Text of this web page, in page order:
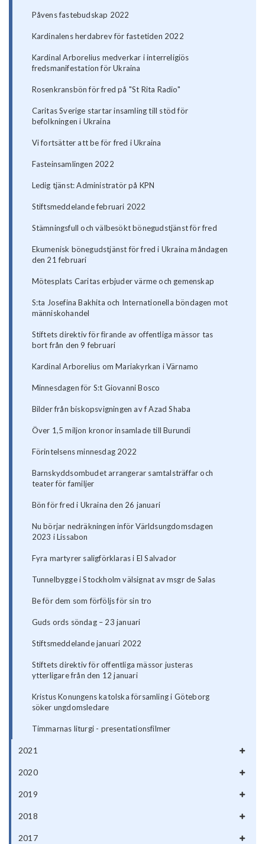
Påvens fastebudskap 2022
Kardinalens herdabrev för fastetiden 2022
Kardinal Arborelius medverkar i interreligiös
fredsmanifestation för Ukraina
Rosenkransbön för fred på "St Rita Radio"
Caritas Sverige startar insamling till stöd för
befolkningen i Ukraina
Vi fortsätter att be för fred i Ukraina
Fasteinsamlingen 2022
Ledig tjänst: Administratör på KPN
Stiftsmeddelande februari 2022
Stämningsfull och välbesökt bönegudstjänst för fred
Ekumenisk bönegudstjänst för fred i Ukraina måndagen
den 21 februari
Mötesplats Caritas erbjuder värme och gemenskap
S:ta Josefina Bakhita och Internationella böndagen mot
människohandel
Stiftets direktiv för firande av offentliga mässor tas
bort från den 9 februari
Kardinal Arborelius om Mariakyrkan i Värnamo
Minnesdagen för S:t Giovanni Bosco
Bilder från biskopsvigningen av f Azad Shaba
Över 1,5 miljon kronor insamlade till Burundi
Förintelsens minnesdag 2022
Barnskyddsombudet arrangerar samtalsträffar och
teater för familjer
Bön för fred i Ukraina den 26 januari
Nu börjar nedräkningen inför Världsungdomsdagen
2023 i Lissabon
Fyra martyrer saligförklaras i El Salvador
Tunnelbygge i Stockholm välsignat av msgr de Salas
Be för dem som förföljs för sin tro
Guds ords söndag – 23 januari
Stiftsmeddelande januari 2022
Stiftets direktiv för offentliga mässor justeras
ytterligare från den 12 januari
Kristus Konungens katolska församling i Göteborg
söker ungdomsledare
Timmarnas liturgi - presentationsfilmer
2021
2020
2019
2018
2017